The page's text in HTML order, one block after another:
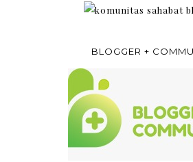
BLOGGER +